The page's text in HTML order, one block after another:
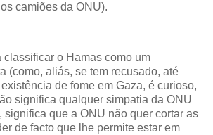
camiões da ONU).
classificar o Hamas como um
(como, aliás, se tem recusado, até
de fome em Gaza, é curioso,
significa qualquer simpatia da ONU
significa que a ONU não quer cortar as
de facto que lhe permite estar em